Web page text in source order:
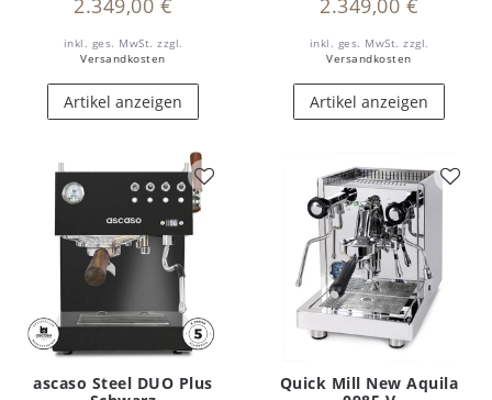
2.349,00 €
inkl. ges. MwSt. zzgl.
Versandkosten
Artikel anzeigen
2.349,00 €
inkl. ges. MwSt. zzgl.
Versandkosten
Artikel anzeigen
ascaso Steel DUO Plus
Quick Mill New Aquila